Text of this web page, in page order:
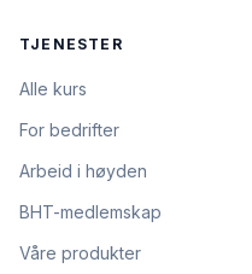
TJENESTER
Alle kurs
For bedrifter
Arbeid i høyden
BHT-medlemskap
Våre produkter